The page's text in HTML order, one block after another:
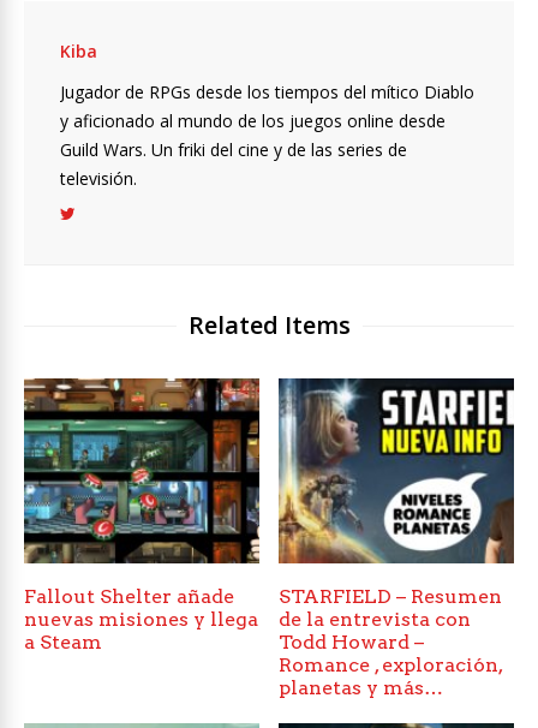
Kiba
Jugador de RPGs desde los tiempos del mítico Diablo
y aficionado al mundo de los juegos online desde
Guild Wars. Un friki del cine y de las series de
televisión.
Related Items
Fallout Shelter añade
nuevas misiones y llega
a Steam
STARFIELD – Resumen
de la entrevista con
Todd Howard –
Romance , exploración,
planetas y más…